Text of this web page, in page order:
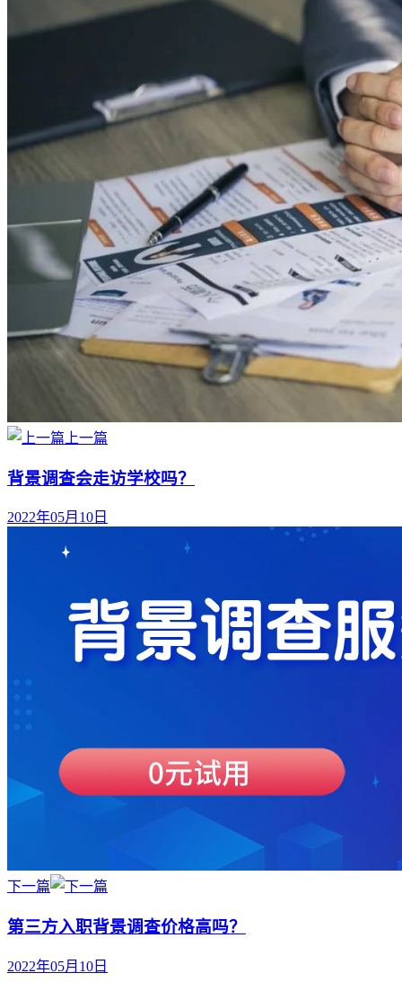
上一篇
背景调查会走访学校吗？
2022年05月10日
下一篇
第三方入职背景调查价格高吗？
2022年05月10日